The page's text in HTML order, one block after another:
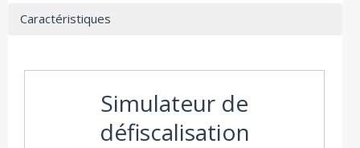
Caractéristiques
Simulateur de
défiscalisation